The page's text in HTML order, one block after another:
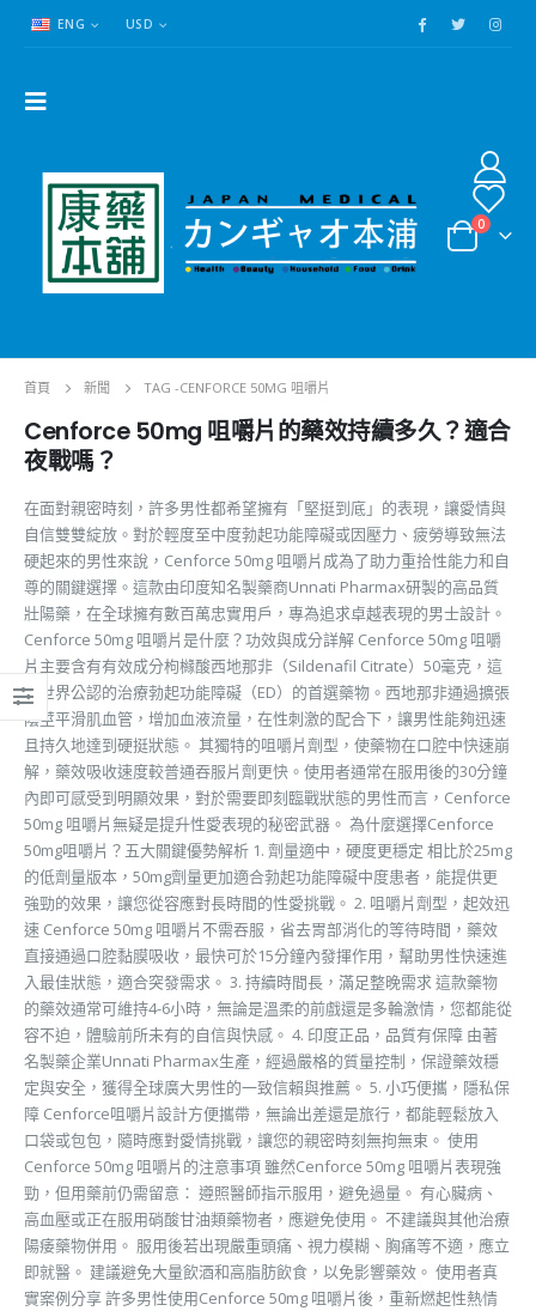
ENG USD
0
首頁 新聞 TAG -CENFORCE 50MG 咀嚼片
Cenforce 50mg 咀嚼片的藥效持續多久？適合
夜戰嗎？
在面對親密時刻，許多男性都希望擁有「堅挺到底」的表現，讓愛情與
自信雙雙綻放。對於輕度至中度勃起功能障礙或因壓力、疲勞導致無法
硬起來的男性來說，Cenforce 50mg 咀嚼片成為了助力重拾性能力和自
尊的關鍵選擇。這款由印度知名製藥商Unnati Pharmax研製的高品質
壯陽藥，在全球擁有數百萬忠實用戶，專為追求卓越表現的男士設計。
Cenforce 50mg 咀嚼片是什麼？功效與成分詳解 Cenforce 50mg 咀嚼
片主要含有有效成分枸櫞酸西地那非（Sildenafil Citrate）50毫克，這
是世界公認的治療勃起功能障礙（ED）的首選藥物。西地那非通過擴張
陰莖平滑肌血管，增加血液流量，在性刺激的配合下，讓男性能夠迅速
且持久地達到硬挺狀態。 其獨特的咀嚼片劑型，使藥物在口腔中快速崩
解，藥效吸收速度較普通吞服片劑更快。使用者通常在服用後的30分鐘
內即可感受到明顯效果，對於需要即刻臨戰狀態的男性而言，Cenforce
50mg 咀嚼片無疑是提升性愛表現的秘密武器。 為什麼選擇Cenforce
50mg咀嚼片？五大關鍵優勢解析 1. 劑量適中，硬度更穩定 相比於25mg
的低劑量版本，50mg劑量更加適合勃起功能障礙中度患者，能提供更
強勁的效果，讓您從容應對長時間的性愛挑戰。 2. 咀嚼片劑型，起效迅
速 Cenforce 50mg 咀嚼片不需吞服，省去胃部消化的等待時間，藥效
直接通過口腔黏膜吸收，最快可於15分鐘內發揮作用，幫助男性快速進
入最佳狀態，適合突發需求。 3. 持續時間長，滿足整晚需求 這款藥物
的藥效通常可維持4-6小時，無論是溫柔的前戲還是多輪激情，您都能從
容不迫，體驗前所未有的自信與快感。 4. 印度正品，品質有保障 由著
名製藥企業Unnati Pharmax生產，經過嚴格的質量控制，保證藥效穩
定與安全，獲得全球廣大男性的一致信賴與推薦。 5. 小巧便攜，隱私保
障 Cenforce咀嚼片設計方便攜帶，無論出差還是旅行，都能輕鬆放入
口袋或包包，隨時應對愛情挑戰，讓您的親密時刻無拘無束。 使用
Cenforce 50mg 咀嚼片的注意事項 雖然Cenforce 50mg 咀嚼片表現強
勁，但用藥前仍需留意： 遵照醫師指示服用，避免過量。 有心臟病、
高血壓或正在服用硝酸甘油類藥物者，應避免使用。 不建議與其他治療
陽痿藥物併用。 服用後若出現嚴重頭痛、視力模糊、胸痛等不適，應立
即就醫。 建議避免大量飲酒和高脂肪飲食，以免影響藥效。 使用者真
實案例分享 許多男性使用Cenforce 50mg 咀嚼片後，重新燃起性熱情